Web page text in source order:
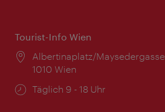
Tourist-Info Wien
Ort:
Albertinaplatz/Maysedergasse
1010 Wien
Öffnungszeiten:
Täglich 9 - 18 Uhr